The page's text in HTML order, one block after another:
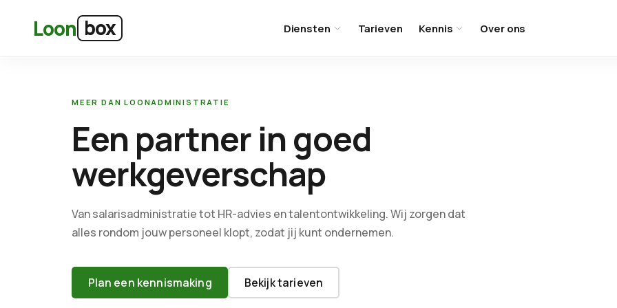
Loon box Diensten Tarieven Kennis Over ons
MEER DAN LOONADMINISTRATIE
Een partner in goed
werkgeverschap
Van salarisadministratie tot HR-advies en talentontwikkeling. Wij zorgen dat
alles rondom jouw personeel klopt, zodat jij kunt ondernemen.
Plan een kennismaking Bekijk tarieven